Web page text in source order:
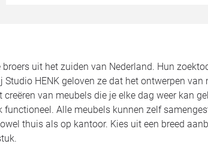
uit het zuiden van Nederland. Hun
HENK geloven ze dat het ontwerpen van
van meubels die je elke dag weer kan
Alle meubels kunnen zelf
thuis als op kantoor. Kies uit een breed